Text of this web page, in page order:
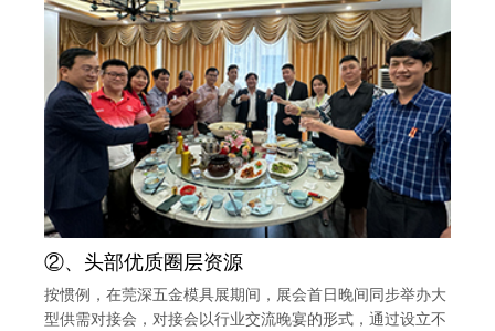
②、头部优质圈层资源
按惯例，在莞深五金模具展期间，展会首日晚间同步举办大
型供需对接会，对接会以行业交流晚宴的形式，通过设立不